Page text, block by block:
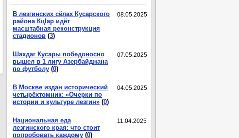
08.05.2025
В лезгинских сёлах Кусарского
района КцIар идёт
масштабная реконструкция
стадионов (3)
07.05.2025
Шахдаг Кусары победоносно
вышел в 1 лигу Азербайджана
по футболу (0)
04.05.2025
В Москве издан исторический
четырёхтомник: «Очерки по
истории и культуре лезгин» (0)
11.04.2025
Национальная еда
лезгинского края: что стоит
попробовать каждому (0)